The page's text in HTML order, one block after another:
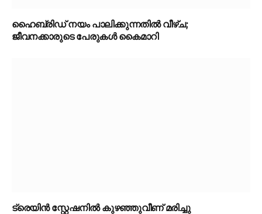
ഹൈബ്രിഡ് നയം പാലിക്കുന്നതിൽ വീഴ്ച;
ജീവനക്കാരുടെ പേരുകൾ കൈമാറി
ട്രെയിൻ സ്റ്റേഷനിൽ കുഴഞ്ഞുവീണ് മരിച്ചു